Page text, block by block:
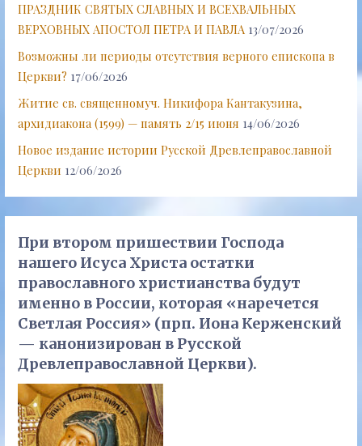
ПРАЗДНИК СВЯТЫХ СЛАВНЫХ И ВСЕХВАЛЬНЫХ
ВЕРХОВНЫХ АПОСТОЛ ПЕТРА И ПАВЛА 13/07/2026
Возможны ли периоды отсутствия верного епископа в
Церкви? 17/06/2026
Житие св. священномуч. Никифора Кантакузина,
архидиакона (1599) — память 2/15 июня 14/06/2026
Новое издание истории Русской Древлеправославной
Церкви 12/06/2026
При втором пришествии Господа
нашего Исуса Христа остатки
православного христианства будут
именно в России, которая «наречется
Светлая Россия» (прп. Иона Керженский
— канонизирован в Русской
Древлеправославной Церкви).